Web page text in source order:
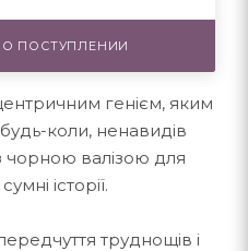
ПОСТУПЛЕНИИ
генієм, яким
коли, ненавидів
чорною валізою для
історії.
труднощів і